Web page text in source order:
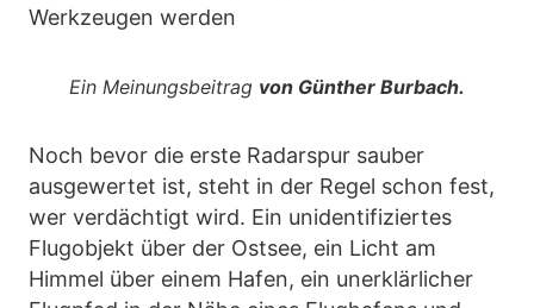
Werkzeugen werden
Ein Meinungsbeitrag von Günther Burbach.
Noch bevor die erste Radarspur sauber
ausgewertet ist, steht in der Regel schon fest,
wer verdächtigt wird. Ein unidentifiziertes
Flugobjekt über der Ostsee, ein Licht am
Himmel über einem Hafen, ein unerklärlicher